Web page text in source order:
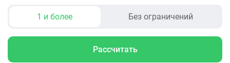
1 и более Без ограничений
Рассчитать